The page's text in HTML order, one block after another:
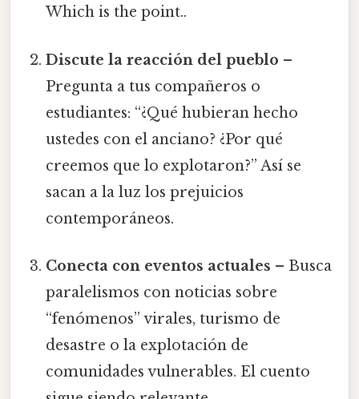
Which is the point..
Discute la reacción del pueblo –
Pregunta a tus compañeros o
estudiantes: “¿Qué hubieran hecho
ustedes con el anciano? ¿Por qué
creemos que lo explotaron?” Así se
sacan a la luz los prejuicios
contemporáneos.
Conecta con eventos actuales – Busca
paralelismos con noticias sobre
“fenómenos” virales, turismo de
desastre o la explotación de
comunidades vulnerables. El cuento